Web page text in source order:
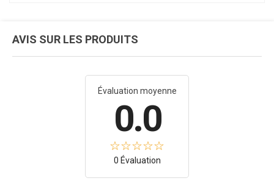
AVIS SUR LES PRODUITS
Évaluation moyenne
0.0
0 Évaluation